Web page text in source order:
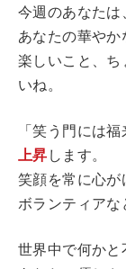
今週のあなたは
あなたの華やか
楽しいこと、
いね。
「笑う門には
上昇します。
笑顔を常に心が
ボランティアな
世界中で何かと